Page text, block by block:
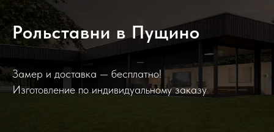
Рольставни в Пущино
Замер и доставка — бесплатно!
Изготовление по индивидуальному заказу